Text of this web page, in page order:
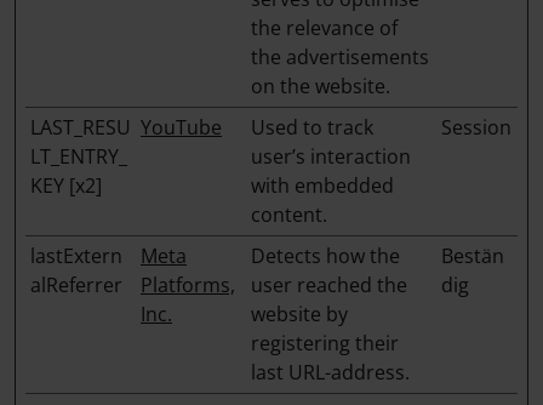
the relevance of
the advertisements
on the website.
LAST_RESU
LT_ENTRY_
KEY [x2]
YouTube
Used to track
user’s interaction
with embedded
content.
Session
lastExtern
alReferrer
Meta
Platforms,
Inc.
Detects how the
user reached the
website by
registering their
last URL-address.
Bestän
dig